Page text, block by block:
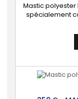
Mastic polyester
spécialement
rebouchage,
de flottaison. ⚙️
de qualité
partie